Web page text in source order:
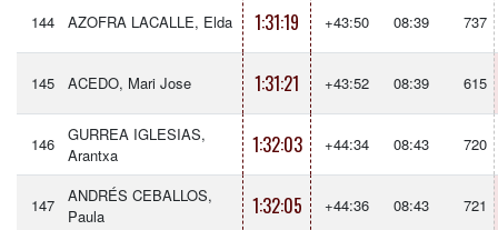
144 AZOFRA LACALLE, Elda 1:31:19 +43:50 08:39 737
145 ACEDO, Mari Jose 1:31:21 +43:52 08:39 615
146
GURREA IGLESIAS,
Arantxa
1:32:03 +44:34 08:43 720
147
ANDRÉS CEBALLOS,
Paula
1:32:05 +44:36 08:43 721